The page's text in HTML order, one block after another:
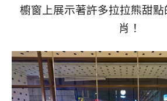
櫥窗上展示著許多拉拉熊甜
肖！